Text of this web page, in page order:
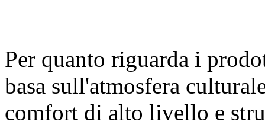
Per quanto riguarda i
basa sull'atmosfera
comfort di alto livello e